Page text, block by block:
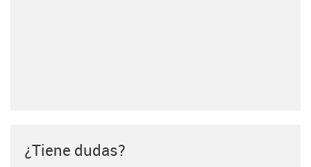
¿Tiene dudas?